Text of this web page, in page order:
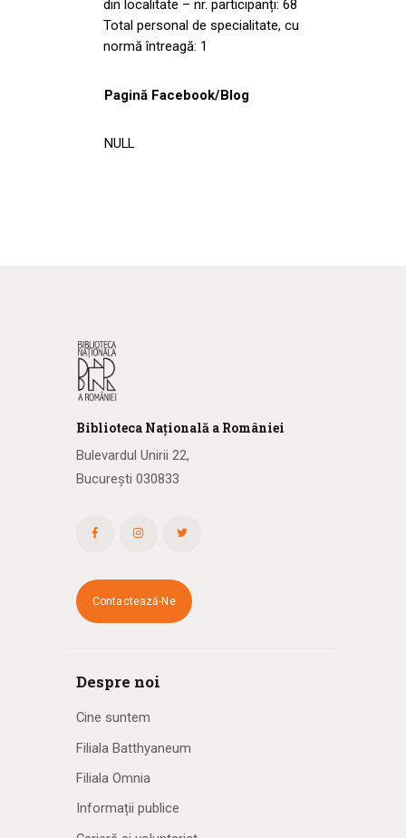
din localitate – nr. participanți: 68
Total personal de specialitate, cu
normă întreagă: 1
Pagină Facebook/Blog
NULL
Biblioteca Națională a României
Bulevardul Unirii 22,
București 030833
Contactează-Ne
Despre noi
Cine suntem
Filiala Batthyaneum
Filiala Omnia
Informații publice